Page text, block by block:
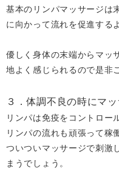
基本のリンパマッサージは
に向かって流れを促進する
優しく身体の末端からマッ
地よく感じられるので是非
３．体調不良の時にマ
リンパは免疫をコントロー
リンパの流れも頑張って稼
ついついマッサージで刺激
まうでしょう。